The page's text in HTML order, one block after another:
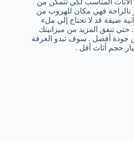
الأثاث المناسب لكي تتمكن من
بالراحة فهي مكان للهروب من
ضيقة قد لا تحتاج إلي ملء
. حتي تنفق المزيد من ميزانيتك
جودة أفضل . سوف تبدو الغرفة
حجم أثاث أقل .